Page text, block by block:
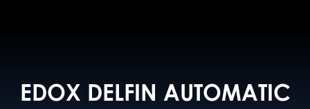
EDOX DELFIN AUTOMATIC